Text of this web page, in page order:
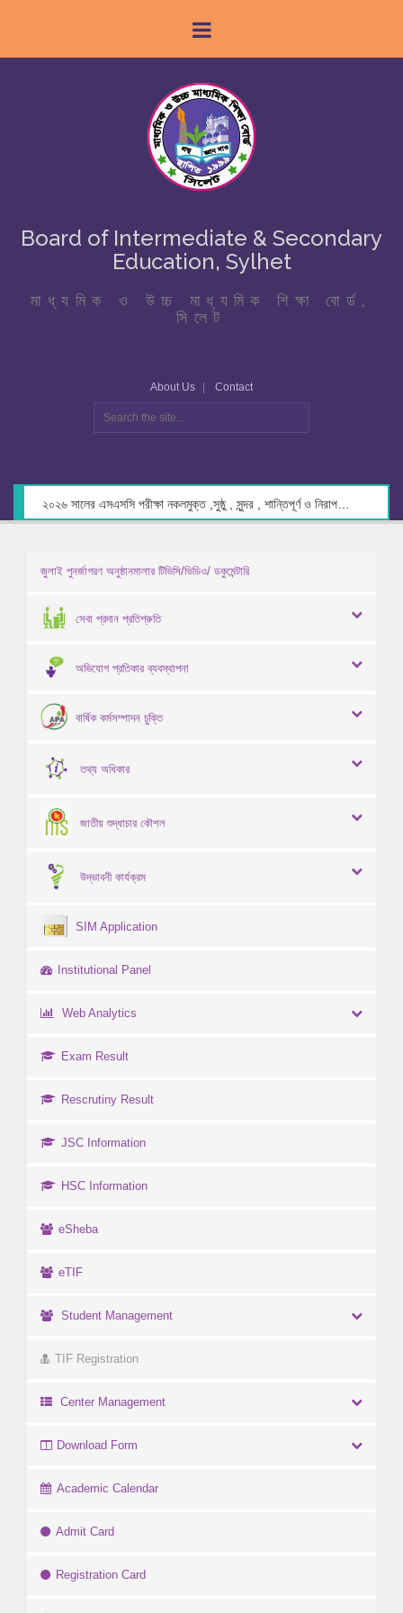
Board of Intermediate & Secondary
Education, Sylhet
মাধ্যমিক ও উচ্চ মাধ্যমিক শিক্ষা বোর্ড,
সিলেট
About Us Contact
জুলাই পুনর্জাগরণ অনুষ্ঠানমালার টিভিসি/ভিডিও/ ডকুমেন্টারি
সেবা প্রদান প্রতিশ্রুতি
অভিযোগ প্রতিকার ব্যবস্থাপনা
বার্ষিক কর্মসম্পাদন চুক্তি
তথ্য অধিকার
জাতীয় শুদ্ধাচার কৌশল
উদ্ভাবনী কার্যক্রম
SIM Application
Institutional Panel
Web Analytics
Exam Result
Rescrutiny Result
JSC Information
HSC Information
eSheba
eTIF
Student Management
TIF Registration
Center Management
Download Form
Academic Calendar
Admit Card
Registration Card